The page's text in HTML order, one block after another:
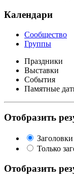
Календари
Сообщество
Группы
Праздники
Выставки
События
Памятные
Отобразить
Только
Отобразить